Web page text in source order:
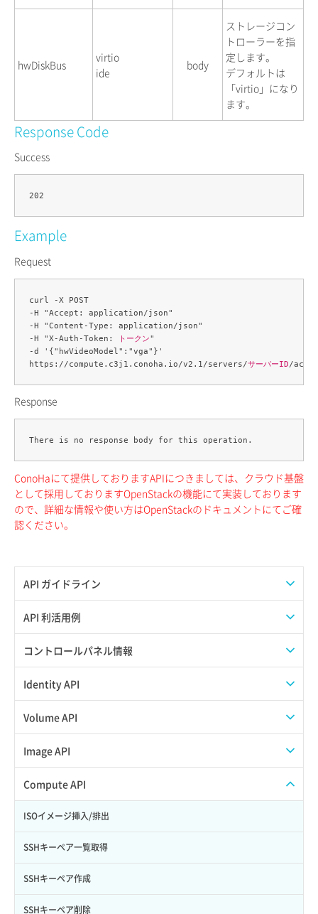
API ガイドライン
APIのご利用について
API 利活用例
APIでAPIサブユーザーを作成する
APIでVPSにISOイメージを挿入する
APIでVPSを作成する
コントロールパネル情報
APIユーザーを作成する
API情報を確認する
Identity API
Credential一覧取得
Credential作成
Credential削除
Credential詳細取得
サブユーザーからロールを紐づけ解除
サブユーザーにロールを紐づけ
サブユーザー一覧取得
Volume API
スナップショット一覧取得
スナップショット作成
スナップショット削除
スナップショット復元
スナップショット詳細一覧取得
スナップショット詳細取得（アイテム指定）
Image API
ISOイメージアップロード
ISOイメージ作成
イメージ一覧取得
イメージ保存使用量取得
イメージ保存容量取得
Compute API
ISOイメージ挿入/排出
SSHキーペア一覧取得
SSHキーペア作成
SSHキーペア削除
hwDiskBus
virtio
ide
body
ストレージコン
トローラーを指
定します。
デフォルトは
「virtio」になり
ます。
Response Code
Success
Example
Request
curl -X POST
-H "Accept: application/json"
-H "Content-Type: application/json"
-H "X-Auth-Token:
トークン"
-d '{"hwVideoModel":"vga"}'
https://compute.c3j1.conoha.io/v2.1/servers/サーバーID
Response
ConoHaにて提供しておりますAPIにつきましては、クラウド基盤
として採用しておりますOpenStackの機能にて実装しております
ので、詳細な情報や使い方はOpenStackのドキュメントにてご確
認ください。